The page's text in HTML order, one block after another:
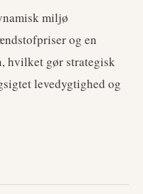
miljø
og en
hvilket gør strategisk
levedygtighed og